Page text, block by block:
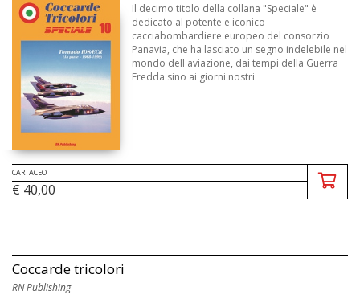
Il decimo titolo della collana "Speciale" è
dedicato al potente e iconico
cacciabombardiere europeo del consorzio
Panavia, che ha lasciato un segno indelebile nel
mondo dell'aviazione, dai tempi della Guerra
Fredda sino ai giorni nostri
CARTACEO
€ 40,00
Coccarde tricolori
RN Publishing